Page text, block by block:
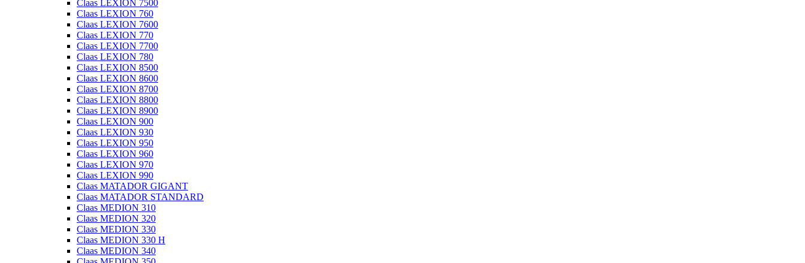
Claas LEXION 7500
Claas LEXION 760
Claas LEXION 7600
Claas LEXION 770
Claas LEXION 7700
Claas LEXION 780
Claas LEXION 8500
Claas LEXION 8600
Claas LEXION 8700
Claas LEXION 8800
Claas LEXION 8900
Claas LEXION 900
Claas LEXION 930
Claas LEXION 950
Claas LEXION 960
Claas LEXION 970
Claas LEXION 990
Claas MATADOR GIGANT
Claas MATADOR STANDARD
Claas MEDION 310
Claas MEDION 320
Claas MEDION 330
Claas MEDION 330 H
Claas MEDION 340